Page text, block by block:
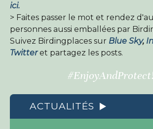
ici.
> Faites passer le mot et rendez
personnes aussi emballées par
Suivez Birdingplaces sur Blue Sky,
Twitteret partagez les posts.
ACTUALITÉS